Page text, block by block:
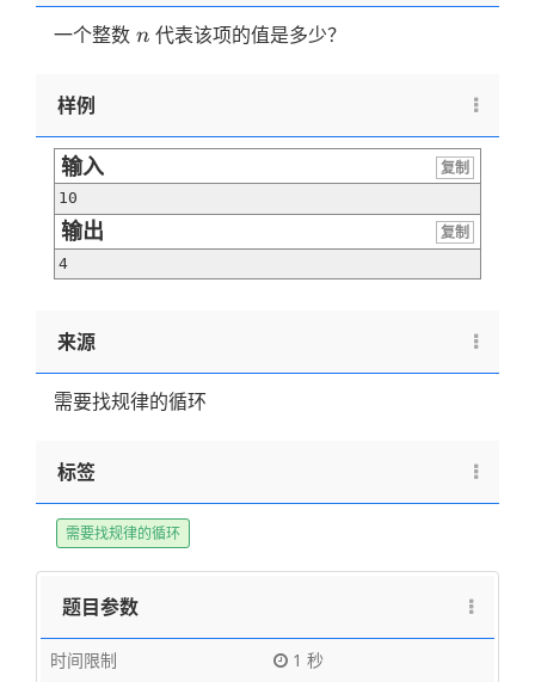
一个整数 n
n 代表该项的值是多少？
样例
输入
复制
10
输出
复制
4
来源
需要找规律的循环
标签
需要找规律的循环
题目参数
时间限制
1 秒